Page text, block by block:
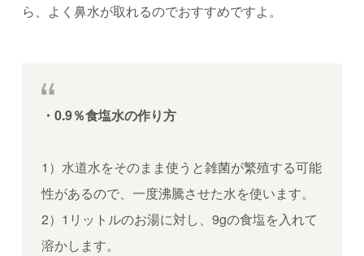
ら、よく鼻水が取れるのでおすすめですよ。
・0.9％食塩水の作り方
1）水道水をそのまま使うと雑菌が繁殖する可能
性があるので、一度沸騰させた水を使います。
2）1リットルのお湯に対し、9gの食塩を入れて
溶かします。